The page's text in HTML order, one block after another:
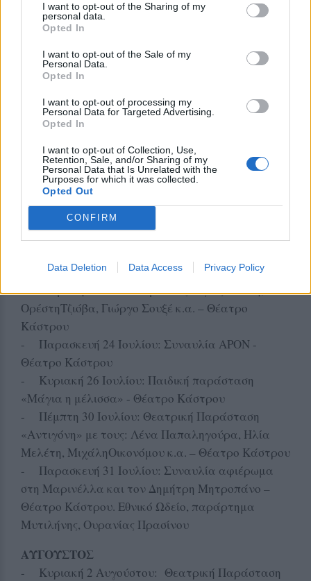
I want to opt-out of the Sharing of my
personal data.
Opted In
I want to opt-out of the Sale of my
Personal Data.
Opted In
I want to opt-out of processing my
Personal Data for Targeted Advertising.
Opted In
I want to opt-out of Collection, Use,
Retention, Sale, and/or Sharing of my
Personal Data that Is Unrelated with the
Purposes for which it was collected.
Opted Out
CONFIRM
Data Deletion Data Access Privacy Policy
Αναλυτικά το πρόγραμμα έχει ως εξής:
ΙΟΥΛΙΟΣ
- Σάββατο και Κυριακή 4-5 Ιουλίου: OYZO FEST -
Μαρίνα Μυτιλήνης
Κοντού
- Πέμπτη 09 Ιουλίου: Παιδικό Θέατρο
«Οδυσσεβάχ» - Θέατρο Κάστρου
- Σάββατο 11 Ιουλίου και Κυριακή 12 Ιουλίου:
OYZO FEST Πλωμάρι
- Κυριακή 12 Ιουλίου: «Νυχτερινός δρόμος» με
τους LesvosRunners
- Δευτέρα 13 Ιουλίου: Συναυλία Stavento και
- Τετάρτη 15 Ιουλίου: Θεατρική Παράσταση
«Χάσαμε τη θεία STOP» με τους: Τζόϋς Ευείδη,
ΟρέστηΤζιόβα, Γιώργο Σουξέ κ.α. – Θέατρο
Κάστρου
- Παρασκευή 24 Ιουλίου: Συναυλία APON -
Θέατρο Κάστρου
- Κυριακή 26 Ιουλίου: Παιδική παράσταση
«Μάγια η μέλισσα» - Θέατρο Κάστρου
- Πέμπτη 30 Ιουλίου: Θεατρική Παράσταση
«Αντιγόνη» με τους: Λένα Παπαληγούρα, Ηλία
Μελέτη, ΜιχάληΟικονόμου κ.α. – Θέατρο Κάστρου
- Παρασκευή 31 Ιουλίου: Συναυλία αφιέρωμα
στη Μαρινέλλα και τον Δημήτρη Μητροπάνο –
Θέατρο Κάστρου. Εθνικό Ωδείο, παράρτημα
Μυτιλήνης, Ουρανίας Πρασίνου
ΑΥΓΟΥΣΤΟΣ
- Κυριακή 2 Αυγούστου: Θεατρική Παράσταση